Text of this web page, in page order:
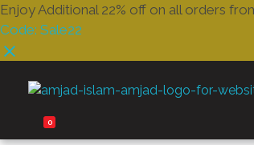
Enjoy Additional 22% off on all orders
Code: Sale22
0